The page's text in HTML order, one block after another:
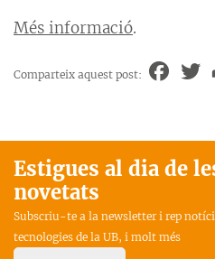
Més informació.
Comparteix aquest post:
Estigues al dia de
novetats
Subscriu-te a la newsletter i rep
tecnologies de la UB, i molt més